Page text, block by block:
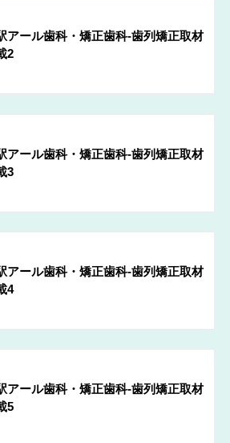
アール歯科・矯正歯科-歯列矯正取材
2
アール歯科・矯正歯科-歯列矯正取材
3
アール歯科・矯正歯科-歯列矯正取材
4
アール歯科・矯正歯科-歯列矯正取材
5